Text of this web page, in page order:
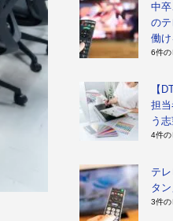
中
の
働け
6件の
【
担
う
4件の
テ
タ
3件の